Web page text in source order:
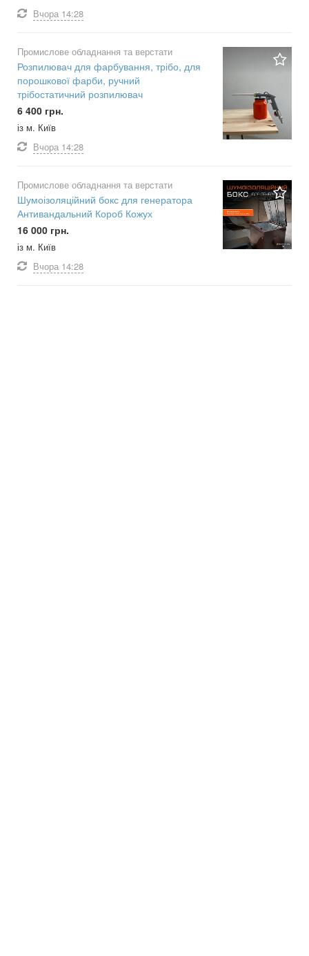
Вчора 14:28
Промислове обладнання та верстати
Розпилювач для фарбування, трібо, для
порошкової фарби, ручний
трібостатичний розпилювач
6 400 грн.
із м. Київ
Вчора 14:28
Промислове обладнання та верстати
Шумоізоляційний бокс для генератора
Антивандальний Короб Кожух
16 000 грн.
із м. Київ
Вчора 14:28